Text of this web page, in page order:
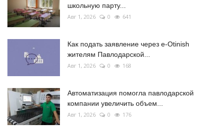
школьную парту...
Авг 1, 2026 0 641
Как подать заявление через e-Otinish
жителям Павлодарской...
Авг 1, 2026 0 168
Автоматизация помогла павлодарской
компании увеличить объем...
Авг 1, 2026 0 176